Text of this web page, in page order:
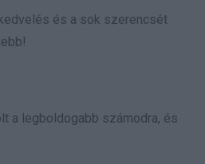
és a sok szerencsét
a legboldogabb számodra, és